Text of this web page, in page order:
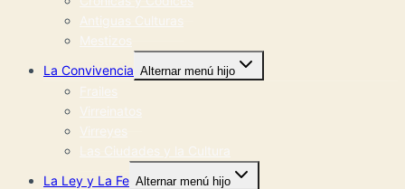
Antiguas Culturas
Mestizos
La Convivencia Alternar menú hijo
Frailes
Virreinatos
Virreyes
Las Ciudades y la Cultura
La Ley y La Fe Alternar menú hijo